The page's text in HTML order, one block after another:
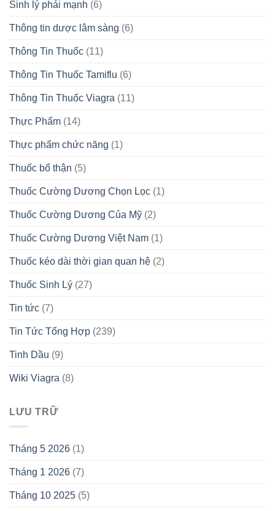
Sinh lý phái mạnh (6)
Thông tin dược lâm sàng (6)
Thông Tin Thuốc (11)
Thông Tin Thuốc Tamiflu (6)
Thông Tin Thuốc Viagra (11)
Thực Phẩm (14)
Thực phẩm chức năng (1)
Thuốc bổ thận (5)
Thuốc Cường Dương Chọn Lọc (1)
Thuốc Cường Dương Của Mỹ (2)
Thuốc Cường Dương Việt Nam (1)
Thuốc kéo dài thời gian quan hệ (2)
Thuốc Sinh Lý (27)
Tin tức (7)
Tin Tức Tổng Hợp (239)
Tinh Dầu (9)
Wiki Viagra (8)
LƯU TRỮ
Tháng 5 2026 (1)
Tháng 1 2026 (7)
Tháng 10 2025 (5)